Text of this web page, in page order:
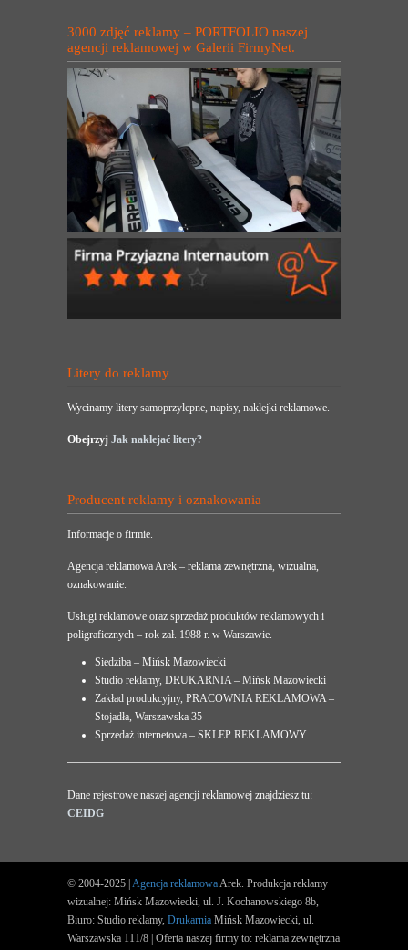
3000 zdjęć reklamy – PORTFOLIO naszej
agencji reklamowej w Galerii FirmyNet.
Litery do reklamy
Wycinamy litery samoprzylepne, napisy, naklejki reklamowe.
Obejrzyj Jak naklejać litery?
Producent reklamy i oznakowania
Informacje o firmie.
Agencja reklamowa Arek – reklama zewnętrzna, wizualna,
oznakowanie.
Usługi reklamowe oraz sprzedaż produktów reklamowych i
poligraficznych – rok zał. 1988 r. w Warszawie.
Siedziba – Mińsk Mazowiecki
Studio reklamy, DRUKARNIA – Mińsk Mazowiecki
Zakład produkcyjny, PRACOWNIA REKLAMOWA –
Stojadła, Warszawska 35
Sprzedaż internetowa – SKLEP REKLAMOWY
Dane rejestrowe naszej agencji reklamowej znajdziesz tu:
CEIDG
© 2004-2025 | Agencja reklamowaArek. Produkcja reklamy
wizualnej: Mińsk Mazowiecki, ul. J. Kochanowskiego 8b,
Biuro: Studio reklamy, Drukarnia Mińsk Mazowiecki, ul.
Warszawska 111/8 | Oferta naszej firmy to: reklama zewnętrzna